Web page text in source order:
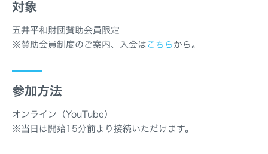
対象
五井平和財団賛助会員限定
※賛助会員制度のご案内、入会は こちら から。
参加方法
オンライン（YouTube）
※当日は開始15分前より接続いただけます。